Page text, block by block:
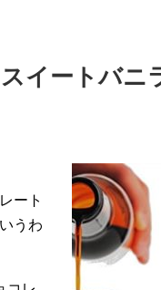
スイートバ
ート
うわ